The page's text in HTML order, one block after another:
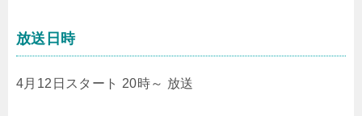
放送日時
4月12日スタート 20時～ 放送